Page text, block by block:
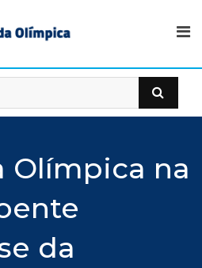
Olímpica na
da